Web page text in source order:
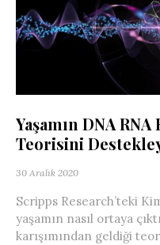
Yaşamın DNA
Teorisini
30 Aralık 2020
Scripps Research’teki
yaşamın nasıl ortaya
karışımından geldiği